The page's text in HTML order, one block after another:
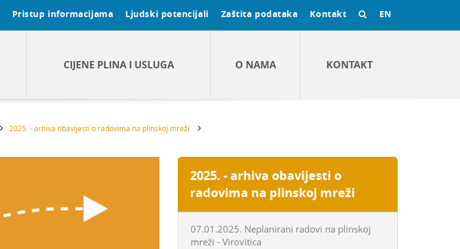
Pristup informacijama Ljudski potencijali Zaštita podataka Kontakt EN
CIJENE PLINA I USLUGA O NAMA KONTAKT
2025. - arhiva obavijesti o radovima na plinskoj mreži
2025. - arhiva obavijesti o
radovima na plinskoj mreži
07.01.2025. Neplanirani radovi na plinskoj
mreži - Virovitica